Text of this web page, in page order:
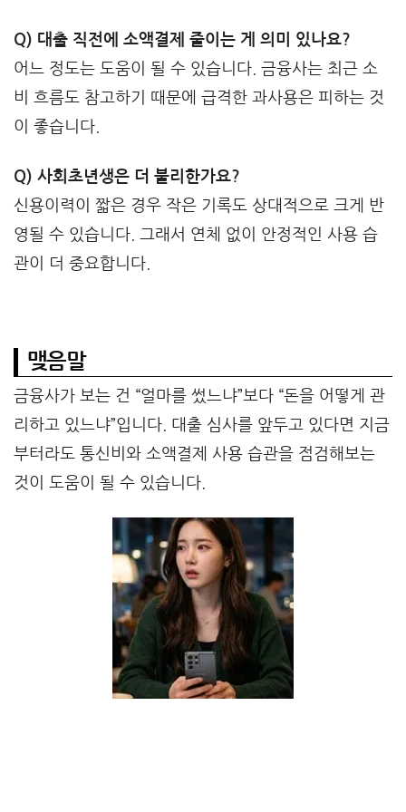
Q) 대출 직전에 소액결제 줄이는 게 의미 있나요?
어느 정도는 도움이 될 수 있습니다. 금융사는 최근 소
비 흐름도 참고하기 때문에 급격한 과사용은 피하는 것
이 좋습니다.
Q) 사회초년생은 더 불리한가요?
신용이력이 짧은 경우 작은 기록도 상대적으로 크게 반
영될 수 있습니다. 그래서 연체 없이 안정적인 사용 습
관이 더 중요합니다.
맺음말
금융사가 보는 건 “얼마를 썼느냐”보다 “돈을 어떻게 관
리하고 있느냐”입니다. 대출 심사를 앞두고 있다면 지금
부터라도 통신비와 소액결제 사용 습관을 점검해보는
것이 도움이 될 수 있습니다.